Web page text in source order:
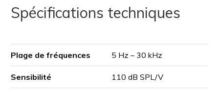
Spécifications techniques
Plage de fréquences 5 Hz – 30 kHz
Sensibilité 110 dB SPL/V